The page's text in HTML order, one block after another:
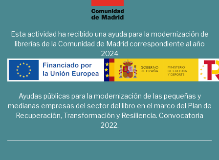
Esta actividad ha recibido una ayuda para la modernización de
librerías de la Comunidad de Madrid correspondiente al año
2024
Ayudas públicas para la modernización de las pequeñas y
medianas empresas del sector del libro en el marco del Plan de
Recuperación, Transformación y Resiliencia. Convocatoria
2022.